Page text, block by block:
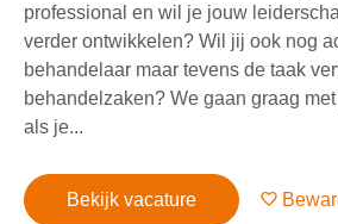
professional en wil je jouw
verder ontwikkelen? Wil jij ook nog
behandelaar maar tevens de taak
behandelzaken? We gaan graag
als je...
Bekijk vacature